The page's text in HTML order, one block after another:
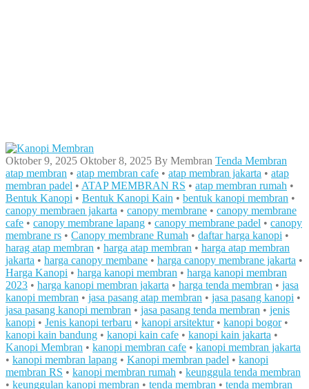
Oktober 9, 2025 Oktober 8, 2025 By Membran Tenda Membran
atap membran • atap membran cafe • atap membran jakarta • atap
membran padel • ATAP MEMBRAN RS • atap membran rumah •
Bentuk Kanopi • Bentuk Kanopi Kain • bentuk kanopi membran •
canopy membraen jakarta • canopy membrane • canopy membrane
cafe • canopy membrane lapang • canopy membrane padel • canopy
membrane rs • Canopy membrane Rumah • daftar harga kanopi •
harag atap membran • harga atap membran • harga atap membran
jakarta • harga canopy membane • harga canopy membrane jakarta •
Harga Kanopi • harga kanopi membran • harga kanopi membran
2023 • harga kanopi membran jakarta • harga tenda membran • jasa
kanopi membran • jasa pasang atap membran • jasa pasang kanopi •
jasa pasang kanopi membran • jasa pasang tenda membran • jenis
kanopi • Jenis kanopi terbaru • kanopi arsitektur• kanopi bogor•
kanopi kain bandung • kanopi kain cafe • kanopi kain jakarta •
Kanopi Membran • kanopi membran cafe • kanopi membran jakarta
• kanopi membran lapang • Kanopi membran padel • kanopi
membran RS • kanopi membran rumah • keunggula tenda membran
• keunggulan kanopi membran • tenda membran • tenda membran